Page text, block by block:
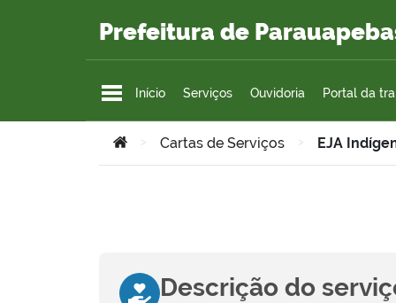
Prefeitura de
Início Serviços Ouvidoria Portal da
Você está aqui:
> Cartas de Serviços > EJA
Descrição do